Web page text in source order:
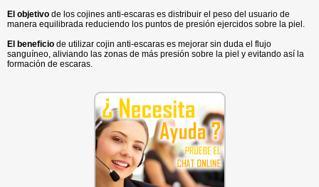
El objetivo de los cojines anti-escaras es distribuir el peso del usuario de
manera equilibrada reduciendo los puntos de presión ejercidos sobre la piel.
El beneficio de utilizar cojin anti-escaras es mejorar sin duda el flujo
sanguíneo, aliviando las zonas de más presión sobre la piel y evitando así la
formación de escaras.